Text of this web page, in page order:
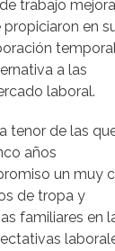
trabajo
en
a las
laboral.
tenor de las
años
un muy
de tropa y
familiares en